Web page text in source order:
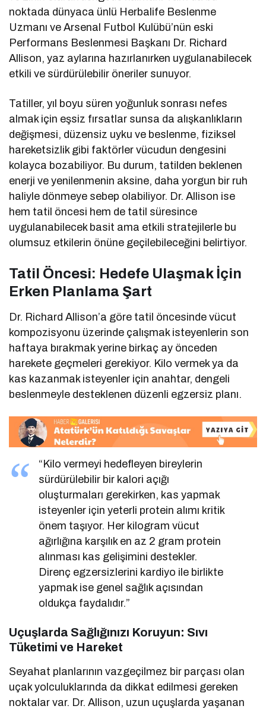
noktada dünyaca ünlü Herbalife Beslenme
Uzmanı ve Arsenal Futbol Kulübü’nün eski
Performans Beslenmesi Başkanı Dr. Richard
Allison, yaz aylarına hazırlanırken uygulanabilecek
etkili ve sürdürülebilir öneriler sunuyor.
Tatiller, yıl boyu süren yoğunluk sonrası nefes
almak için eşsiz fırsatlar sunsa da alışkanlıkların
değişmesi, düzensiz uyku ve beslenme, fiziksel
hareketsizlik gibi faktörler vücudun dengesini
kolayca bozabiliyor. Bu durum, tatilden beklenen
enerji ve yenilenmenin aksine, daha yorgun bir ruh
haliyle dönmeye sebep olabiliyor. Dr. Allison ise
hem tatil öncesi hem de tatil süresince
uygulanabilecek basit ama etkili stratejilerle bu
olumsuz etkilerin önüne geçilebileceğini belirtiyor.
Tatil Öncesi: Hedefe Ulaşmak İçin
Erken Planlama Şart
Dr. Richard Allison’a göre tatil öncesinde vücut
kompozisyonu üzerinde çalışmak isteyenlerin son
haftaya bırakmak yerine birkaç ay önceden
harekete geçmeleri gerekiyor. Kilo vermek ya da
kas kazanmak isteyenler için anahtar, dengeli
beslenmeyle desteklenen düzenli egzersiz planı.
“Kilo vermeyi hedefleyen bireylerin
sürdürülebilir bir kalori açığı
oluşturmaları gerekirken, kas yapmak
isteyenler için yeterli protein alımı kritik
önem taşıyor. Her kilogram vücut
ağırlığına karşılık en az 2 gram protein
alınması kas gelişimini destekler.
Direnç egzersizlerini kardiyo ile birlikte
yapmak ise genel sağlık açısından
oldukça faydalıdır.”
Uçuşlarda Sağlığınızı Koruyun: Sıvı
Tüketimi ve Hareket
Seyahat planlarının vazgeçilmez bir parçası olan
uçak yolculuklarında da dikkat edilmesi gereken
noktalar var. Dr. Allison, uzun uçuşlarda yaşanan